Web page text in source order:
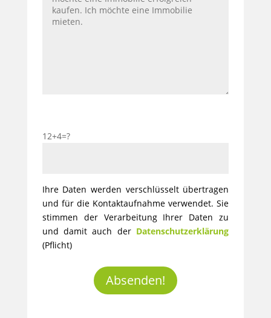
12+4=?
Ihre Daten werden verschlüsselt übertragen
und für die Kontaktaufnahme verwendet. Sie
stimmen der Verarbeitung Ihrer Daten zu
und damit auch der Datenschutzerklärung
(Pflicht)